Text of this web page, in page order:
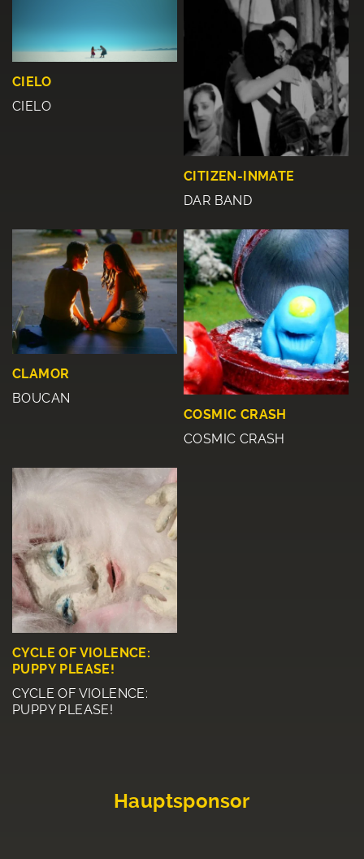
CIELO
CIELO
CITIZEN-INMATE
DAR BAND
CLAMOR
BOUCAN
COSMIC CRASH
COSMIC CRASH
CYCLE OF VIOLENCE:
PUPPY PLEASE!
CYCLE OF VIOLENCE:
PUPPY PLEASE!
Hauptsponsor